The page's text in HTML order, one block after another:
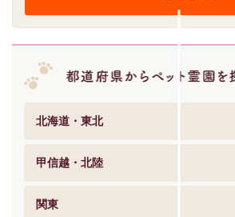
北海道・東北
甲信越・北陸
関東